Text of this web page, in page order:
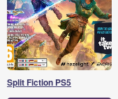
Split Fiction PS5